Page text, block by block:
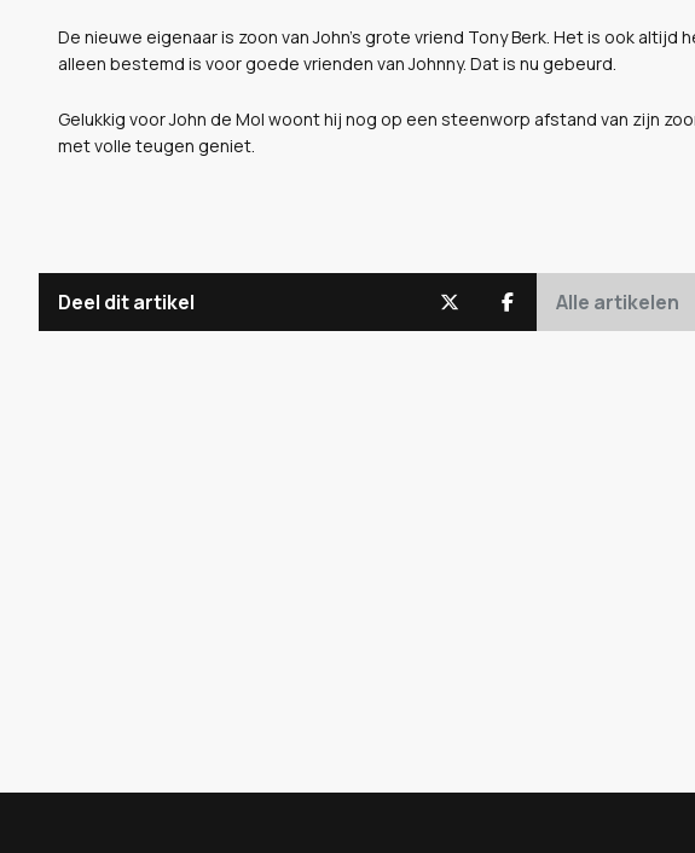
De nieuwe eigenaar is zoon van John's grote vriend Tony Berk. Het is ook
alleen bestemd is voor goede vrienden van Johnny. Dat is nu gebeurd.
Gelukkig voor John de Mol woont hij nog op een steenworp afstand van zijn
met volle teugen geniet.
Deel dit artikel Alle artikelen